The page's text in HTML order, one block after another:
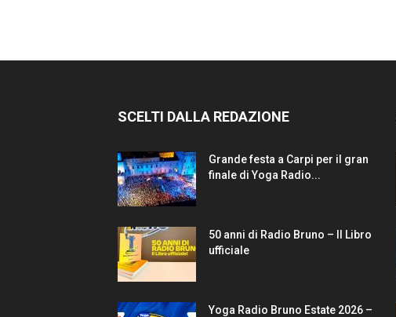
SCELTI DALLA REDAZIONE
Grande festa a Carpi per il gran
finale di Yoga Radio...
50 anni di Radio Bruno – Il Libro
ufficiale
Yoga Radio Bruno Estate 2026 –